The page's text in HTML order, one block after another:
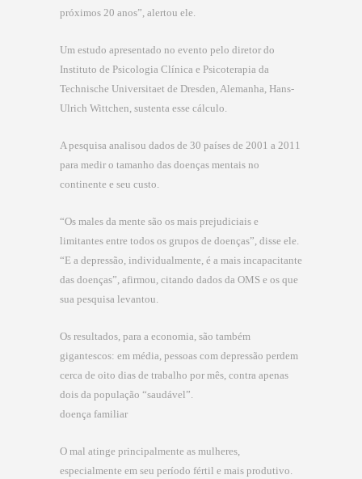
próximos 20 anos”, alertou ele.
Um estudo apresentado no evento pelo diretor do
Instituto de Psicologia Clínica e Psicoterapia da
Technische Universitaet de Dresden, Alemanha, Hans-
Ulrich Wittchen, sustenta esse cálculo.
A pesquisa analisou dados de 30 países de 2001 a 2011
para medir o tamanho das doenças mentais no
continente e seu custo.
“Os males da mente são os mais prejudiciais e
limitantes entre todos os grupos de doenças”, disse ele.
“E a depressão, individualmente, é a mais incapacitante
das doenças”, afirmou, citando dados da OMS e os que
sua pesquisa levantou.
Os resultados, para a economia, são também
gigantescos: em média, pessoas com depressão perdem
cerca de oito dias de trabalho por mês, contra apenas
dois da população “saudável”.
doença familiar
O mal atinge principalmente as mulheres,
especialmente em seu período fértil e mais produtivo.